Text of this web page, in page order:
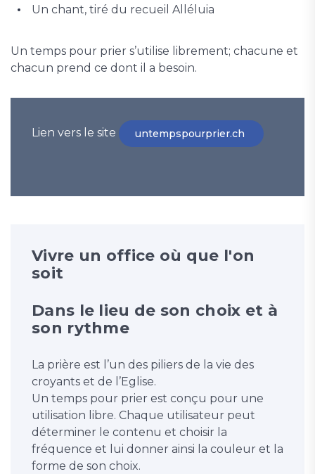
Un chant, tiré du recueil Alléluia
Un temps pour prier s’utilise librement; chacune et
chacun prend ce dont il a besoin.
Lien vers le site untempspourprier.ch
Vivre un office où que l'on
soit
Dans le lieu de son choix et à
son rythme
La prière est l’un des piliers de la vie des
croyants et de l’Eglise.
Un temps pour prier est conçu pour une
utilisation libre. Chaque utilisateur peut
déterminer le contenu et choisir la
fréquence et lui donner ainsi la couleur et la
forme de son choix.